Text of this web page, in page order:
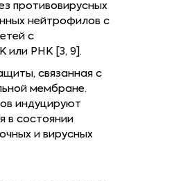
противовирусных
нейтрофилов с
с
или РНК [3, 9].
связанная с
мембране.
индуцируют
в состоянии
и вирусных